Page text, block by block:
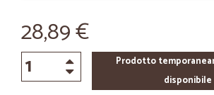
28,89 €
Prodotto
disponibile